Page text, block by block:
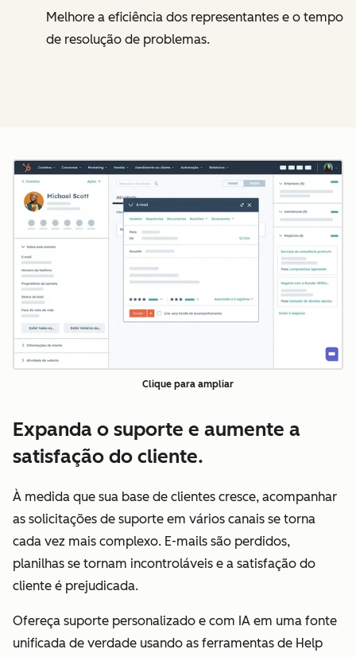
Melhore a eficiência dos representantes e o tempo
de resolução de problemas.
Clique para ampliar
Expanda o suporte e aumente a
satisfação do cliente.
À medida que sua base de clientes cresce, acompanhar
as solicitações de suporte em vários canais se torna
cada vez mais complexo. E-mails são perdidos,
planilhas se tornam incontroláveis e a satisfação do
cliente é prejudicada.
Ofereça suporte personalizado e com IA em uma fonte
unificada de verdade usando as ferramentas de Help